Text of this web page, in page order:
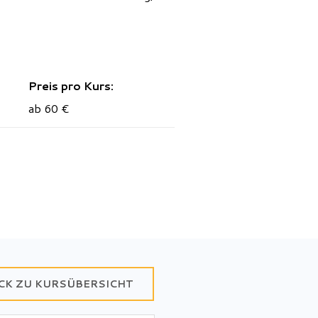
Preis pro Kurs:
ab 60 €
ZU KURSÜBERSICHT